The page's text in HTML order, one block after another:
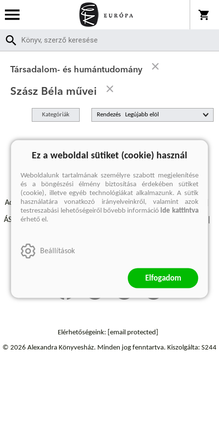
Társadalom- és humántudomány
Szász Béla művei
Kategóriák Rendezés
A keresett kifejezésre nincs találat
Adatvédelmi szabályzatok Elállási felmondási nyilatkozat
ÁSZF - Vásárlási feltételek
Szállítási információk
Elérhetőségeink: [email protected]
© 2026 Alexandra Könyvesház. Minden jog fenntartva. Kiszolgálta: S244
Ez a weboldal sütiket (cookie) használ
Weboldalunk tartalmának személyre szabott megjelenítése
és a böngészési élmény biztosítása érdekében sütiket
(cookie), illetve egyéb technológiákat alkalmazunk. A sütik
használatára vonatkozó irányelveinkről, valamint azok
testreszabási lehetőségeiről bővebb információide kattintva
érhető el.
Beállítások
Elfogadom